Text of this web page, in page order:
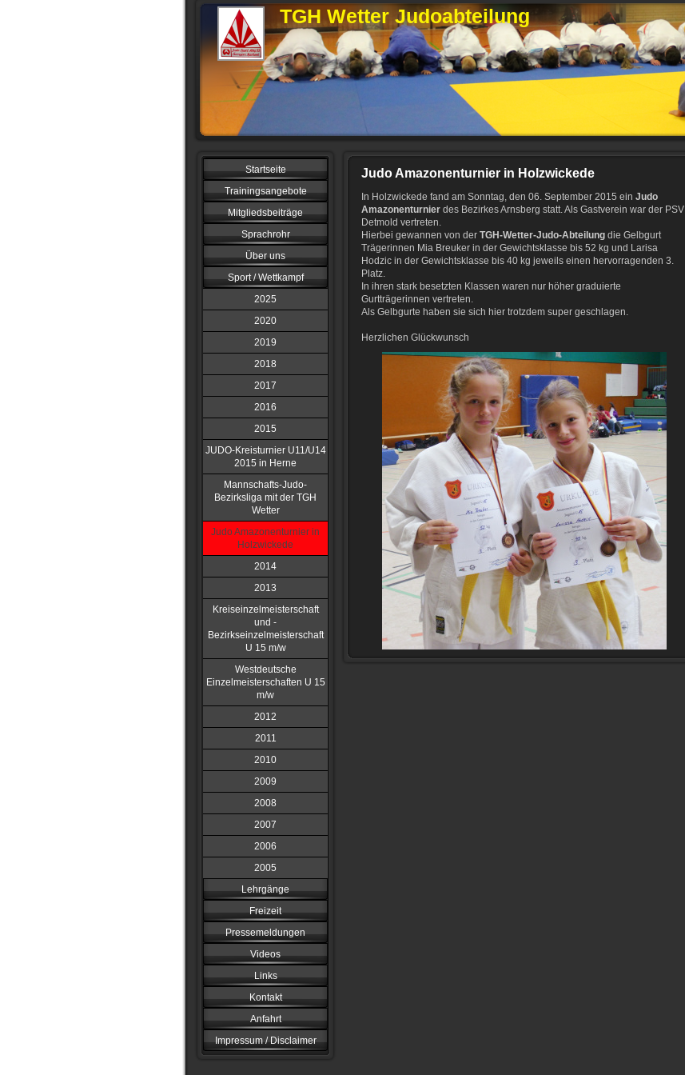
TGH Wetter Judoabteilung
Startseite
Trainingsangebote
Mitgliedsbeiträge
Sprachrohr
Über uns
Sport / Wettkampf
2025
2020
2019
2018
2017
2016
2015
JUDO-Kreisturnier U11/U14
2015 in Herne
Mannschafts-Judo-
Bezirksliga mit der TGH
Wetter
Judo Amazonenturnier in
Holzwickede
2014
2013
Kreiseinzelmeisterschaft
und -
Bezirkseinzelmeisterschaft
U 15 m/w
Westdeutsche
Einzelmeisterschaften U 15
m/w
2012
2011
2010
2009
2008
2007
2006
2005
Lehrgänge
Freizeit
Pressemeldungen
Videos
Links
Kontakt
Anfahrt
Impressum / Disclaimer
Judo Amazonenturnier in Holzwickede
In Holzwickede fand am Sonntag, den 06. September 2015 ein Judo
Amazonenturnier des Bezirkes Arnsberg statt. Als Gastverein war der PSV
Detmold vertreten.
Hierbei gewannen von der TGH-Wetter-Judo-Abteilung die Gelbgurt
Trägerinnen Mia Breuker in der Gewichtsklasse bis 52 kg und Larisa
Hodzic in der Gewichtsklasse bis 40 kg jeweils einen hervorragenden 3.
Platz.
In ihren stark besetzten Klassen waren nur höher graduierte
Gurtträgerinnen vertreten.
Als Gelbgurte haben sie sich hier trotzdem super geschlagen.
Herzlichen Glückwunsch